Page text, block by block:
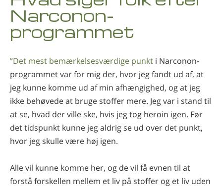
Tyrkisk
Narconon-
programmet
”Det mest bemærkelsesværdige punkt i Narconon-
programmet var for mig der, hvor jeg fandt ud af, at
jeg kunne komme ud af min afhængighed, og at jeg
ikke behøvede at bruge stoffer mere. Jeg var i stand til
at se, hvad der ville ske, hvis jeg tog heroin igen. Før
det tidspunkt kunne jeg aldrig se ud over det punkt,
hvor jeg skulle være høj igen.
Alle vil kunne komme her, og de vil få evnen til at
forstå forskellen mellem et liv på stoffer og et liv uden